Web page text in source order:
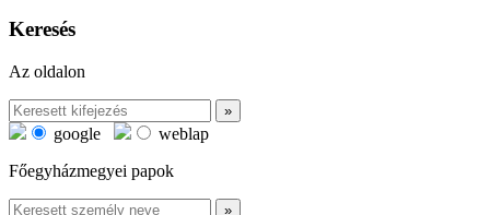
Keresés
Az oldalon
google
weblap
Főegyházmegyei papok